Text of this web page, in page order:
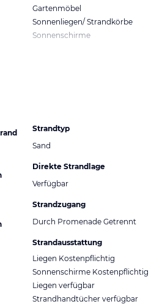
Gartenmöbel
Sonnenliegen/ Strandkörbe
Sonnenschirme
Strandtyp
Sand
Direkte Strandlage
Verfügbar
Strandzugang
Durch Promenade Getrennt
Strandausstattung
Liegen Kostenpflichtig
Sonnenschirme Kostenpflichtig
Liegen verfügbar
Strandhandtücher verfügbar